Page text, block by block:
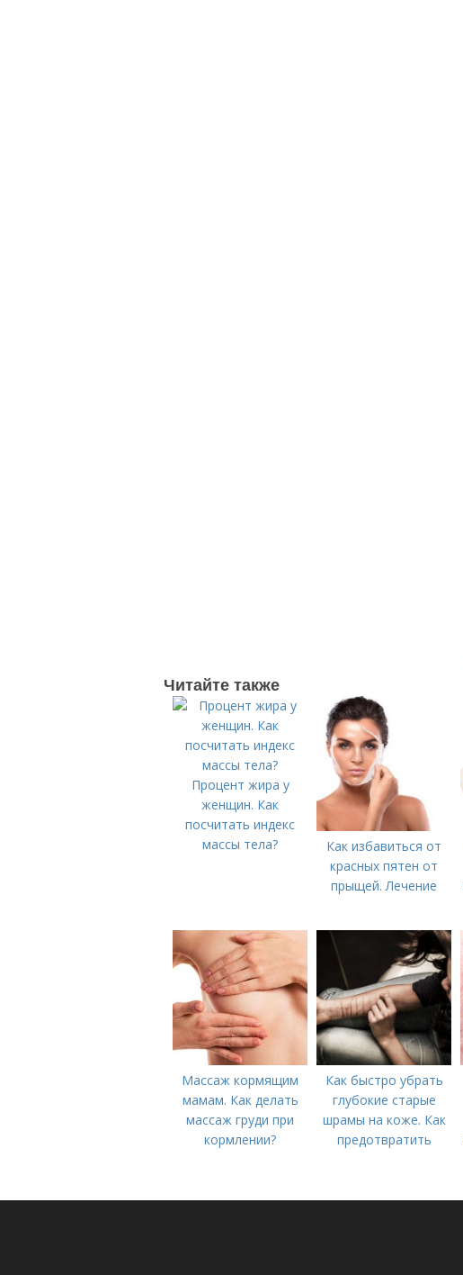
Читайте также
Процент жира у
женщин. Как
посчитать индекс
массы тела?
Как избавиться от
красных пятен от
прыщей. Лечение
Массаж кормящим
мамам. Как делать
массаж груди при
кормлении?
Как быстро убрать
глубокие старые
шрамы на коже. Как
предотвратить